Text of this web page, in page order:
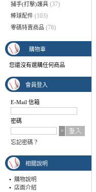
捕手(打擊)護具 (37)
棒球配件 (103)
零碼特賣商品 (78)
購物車
您還沒有選購任何商品
會員登入
E-Mail 信箱
密碼
忘記密碼？
相關說明
• 購物說明
• 店面介紹